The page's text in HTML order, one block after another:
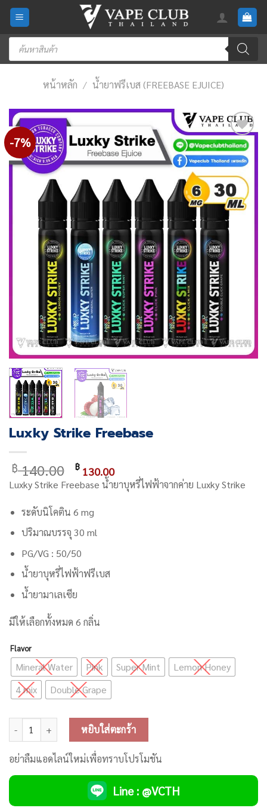
Skip
content
Products
search
หน้าหลัก / น้ำยาฟรีเบส (FREEBASE EJUICE)
-7%
Add
to
wishlist
Luxky Strike Freebase
฿140.00 Original
price
฿ 140.00.
฿130.00Current
price
Luxky Strike Freebase น้ำยาบุหรี่ไฟฟ้าจากค่าย Luxky Strike
ระดับนิโคติน 6 mg
ปริมาณบรรจุ 30 ml
PG/VG : 50/50
น้ำยาบุหรี่ไฟฟ้าฟรีเบส
น้ำยามาเลเซีย
มีให้เลือกทั้งหมด 6 กลิ่น
Flavor
Mineral Water Pink Super Mint
Lemon Honey
4 mix
Double Grape
จำนวน Luxky Strike Freebase ชิ้น
หยิบใส่ตะกร้า
อย่าลืมแอดไลน์ใหม่เพื่อทราบโปรโมชัน
Line : @VCTH